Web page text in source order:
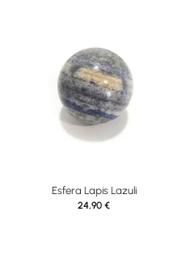
Esfera Lapis Lazuli
24,90 €